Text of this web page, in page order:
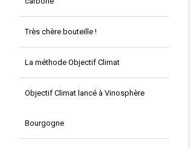
Très chère bouteille !
La méthode Objectif Climat
Objectif Climat lancé à Vinosphère
Bourgogne